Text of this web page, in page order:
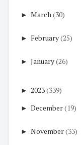
► March(30)
► February(25)
► January(26)
► 2023(339)
► December(19)
► November(33)